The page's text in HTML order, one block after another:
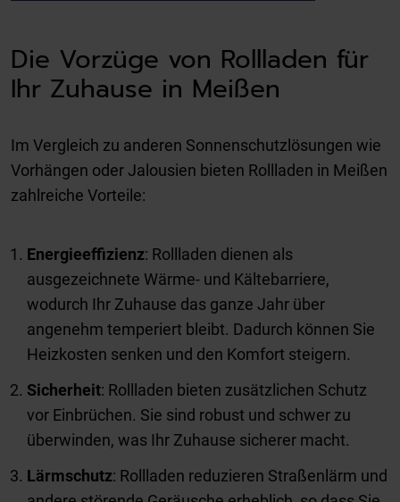
Die Vorzüge von Rollladen für
Ihr Zuhause in Meißen
Im Vergleich zu anderen Sonnenschutzlösungen wie
Vorhängen oder Jalousien bieten Rollladen in Meißen
zahlreiche Vorteile:
Energieeffizienz: Rollladen dienen als
ausgezeichnete Wärme- und Kältebarriere,
wodurch Ihr Zuhause das ganze Jahr über
angenehm temperiert bleibt. Dadurch können Sie
Heizkosten senken und den Komfort steigern.
Sicherheit: Rollladen bieten zusätzlichen Schutz
vor Einbrüchen. Sie sind robust und schwer zu
überwinden, was Ihr Zuhause sicherer macht.
Lärmschutz: Rollladen reduzieren Straßenlärm und